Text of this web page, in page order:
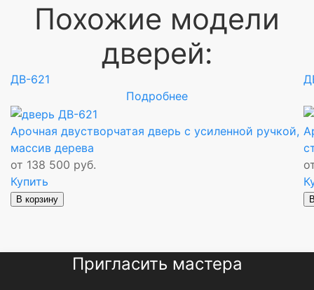
Похожие модели
дверей:
ДВ-621
Подробнее
Арочная двустворчатая дверь с усиленной ручкой,
массив дерева
от 138 500 руб.
Купить
В корзину
Пригласить мастера